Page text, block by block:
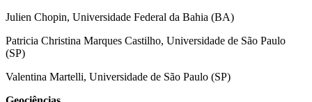
Julien Chopin, Universidade Federal da Bahia (BA)
Patricia Christina Marques Castilho, Universidade de São Paulo
(SP)
Valentina Martelli, Universidade de São Paulo (SP)